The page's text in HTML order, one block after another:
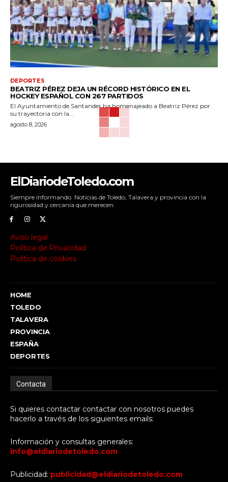
DEPORTES
BEATRIZ PÉREZ DEJA UN RÉCORD HISTÓRICO EN EL
HOCKEY ESPAÑOL CON 267 PARTIDOS
El Ayuntamiento de Santander ha homenajeado a Beatriz Pérez por
su trayectoria con la...
agosto 8, 2026
ElDiariodeToledo.com
Siempre informando. Noticias de Toledo, Talavera y provincia con la
rigurosidad y cercanía que merecen.
Aviso legal
Política de Privacidad
Política de cookies
HOME
TOLEDO
TALAVERA
PROVINCIA
ESPAÑA
DEPORTES
Contacta
Si quieres contactar contactar con nosotros puedes
hacerlo a través de los siguientes emails:
Información y consultas generales:
info@eldiariodetoledo.com
Publicidad: publicidad@eldiariodetoledo.com